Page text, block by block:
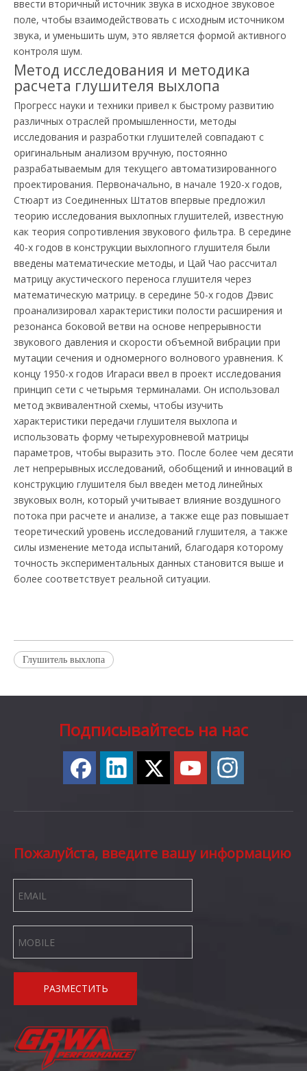
ввести вторичный источник звука в исходное звуковое
поле, чтобы взаимодействовать с исходным источником
звука, и уменьшить шум, это является формой активного
контроля шум.
Метод исследования и методика
расчета глушителя выхлопа
Прогресс науки и техники привел к быстрому развитию
различных отраслей промышленности, методы
исследования и разработки глушителей совпадают с
оригинальным анализом вручную, постоянно
разрабатываемым для текущего автоматизированного
проектирования. Первоначально, в начале 1920-х годов,
Стюарт из Соединенных Штатов впервые предложил
теорию исследования выхлопных глушителей, известную
как теория сопротивления звукового фильтра. В середине
40-х годов в конструкции выхлопного глушителя были
введены математические методы, и Цай Чао рассчитал
матрицу акустического переноса глушителя через
математическую матрицу. в середине 50-х годов Дэвис
проанализировал характеристики полости расширения и
резонанса боковой ветви на основе непрерывности
звукового давления и скорости объемной вибрации при
мутации сечения и одномерного волнового уравнения. К
концу 1950-х годов Игараси ввел в проект исследования
принцип сети с четырьмя терминалами. Он использовал
метод эквивалентной схемы, чтобы изучить
характеристики передачи глушителя выхлопа и
использовать форму четырехуровневой матрицы
параметров, чтобы выразить это. После более чем десяти
лет непрерывных исследований, обобщений и инноваций в
конструкцию глушителя был введен метод линейных
звуковых волн, который учитывает влияние воздушного
потока при расчете и анализе, а также еще раз повышает
теоретический уровень исследований глушителя, а также
силы изменение метода испытаний, благодаря которому
точность экспериментальных данных становится выше и
более соответствует реальной ситуации.
Глушитель выхлопа
Подписывайтесь на нас
Пожалуйста, введите вашу информацию
РАЗМЕСТИТЬ